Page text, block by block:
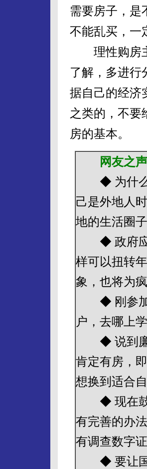
需要房子，是
不能乱买，一
理性购房主
了解，多进行
据自己的经济
之类的，不要
房的基本。
网友之声
◆ 为什么
己是外地人
地的生活圈
◆ 政府应
样可以扭转
象，也将为
◆ 刚参加
户，去哪上
◆ 说到廉
肯定有房，
想换到适合
◆ 现在鼓
有完善的办
有调查数字
◆ 要让国